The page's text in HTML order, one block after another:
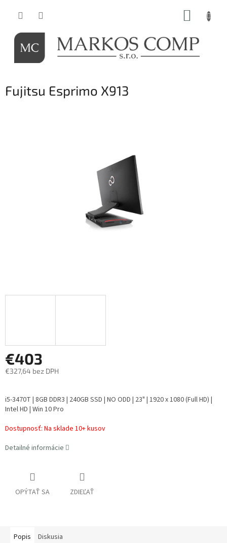
Fujitsu Esprimo X913
€403
€327,64 bez DPH
cena:
i5-3470T | 8GB DDR3 | 240GB SSD | NO ODD | 23" | 1920 x 1080 (Full HD) |
Intel HD | Win 10 Pro
Dostupnosť: Na sklade 10+ kusov
Detailné informácie
OPÝTAŤ SA ZDIEĽAŤ
Popis Diskusia